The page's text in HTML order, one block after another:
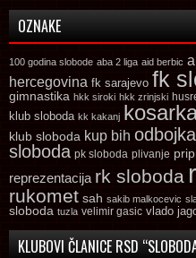
OZNAKE
100 godina slobode aba 2 liga aid berbic
hercegovina fk sarajevo fk
gimnastika hkk siroki hkk zrinjski
klub sloboda kk kakanj
klub sloboda kup bih odbojka
sloboda pk sloboda plivanje
reprezentacija rk sloboda
rukomet sah sakib malkocevic
sloboda tuzla velimir gasic vlado
KLUBOVI ČLANICE RSD